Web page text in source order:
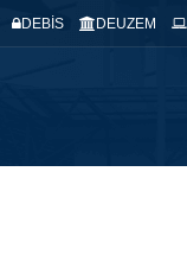
DEBİS DEUZEM